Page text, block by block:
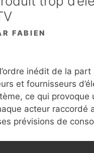
FABIEN
inédit de la
et fournisseurs
ce qui
acteur raccordé
prévisions de